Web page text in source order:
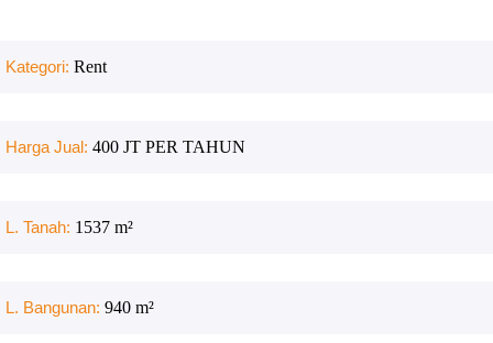
Kategori: Rent
Harga Jual: 400 JT PER TAHUN
L. Tanah: 1537 m²
L. Bangunan: 940 m²